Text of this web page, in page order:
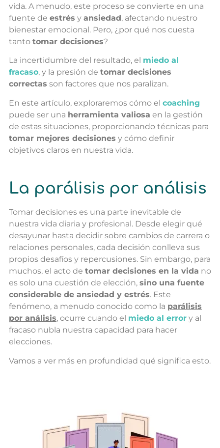
vida. A menudo, este proceso se convierte en una
fuente de estrés y ansiedad, afectando nuestro
bienestar emocional. Pero, ¿por qué nos cuesta
tanto tomar decisiones?
La incertidumbre del resultado, el miedo al
fracaso, y la presión de tomar decisiones
correctas son factores que nos paralizan.
En este artículo, exploraremos cómo el coaching
puede ser una herramienta valiosa en la gestión
de estas situaciones, proporcionando técnicas para
tomar mejores decisiones y cómo definir
objetivos claros en nuestra vida.
La parálisis por análisis
Tomar decisiones es una parte inevitable de
nuestra vida diaria y profesional. Desde elegir qué
desayunar hasta decidir sobre cambios de carrera o
relaciones personales, cada decisión conlleva sus
propios desafíos y repercusiones. Sin embargo, para
muchos, el acto de tomar decisiones en la vida no
es solo una cuestión de elección, sino una fuente
considerable de ansiedad y estrés. Este
fenómeno, a menudo conocido como la parálisis
por análisis, ocurre cuando el miedo al error y al
fracaso nubla nuestra capacidad para hacer
elecciones.
Vamos a ver más en profundidad qué significa esto.